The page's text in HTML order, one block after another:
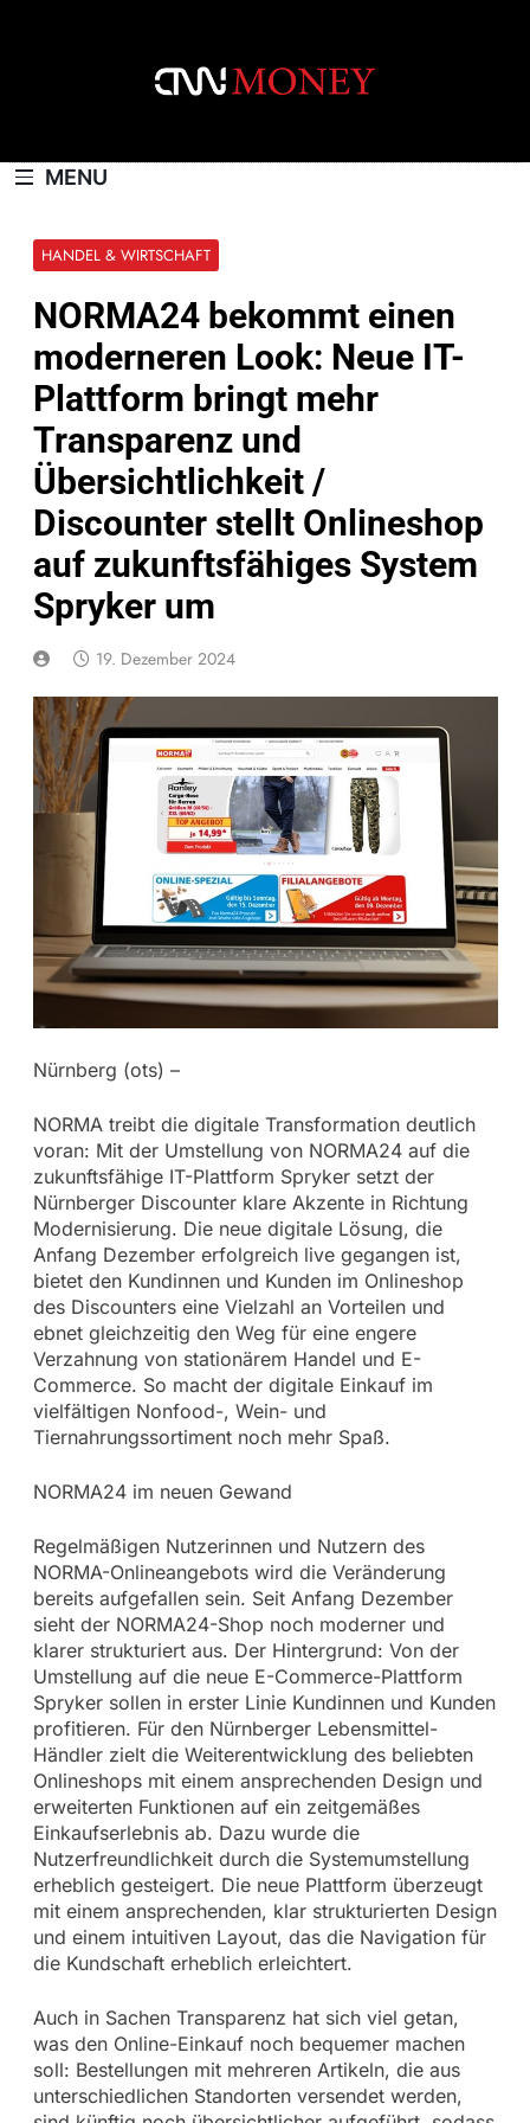
MENU
HANDEL & WIRTSCHAFT
NORMA24 bekommt einen
moderneren Look: Neue IT-
Plattform bringt mehr
Transparenz und
Übersichtlichkeit /
Discounter stellt Onlineshop
auf zukunftsfähiges System
Spryker um
19. Dezember 2024
Nürnberg (ots) –
NORMA treibt die digitale Transformation deutlich
voran: Mit der Umstellung von NORMA24 auf die
zukunftsfähige IT-Plattform Spryker setzt der
Nürnberger Discounter klare Akzente in Richtung
Modernisierung. Die neue digitale Lösung, die
Anfang Dezember erfolgreich live gegangen ist,
bietet den Kundinnen und Kunden im Onlineshop
des Discounters eine Vielzahl an Vorteilen und
ebnet gleichzeitig den Weg für eine engere
Verzahnung von stationärem Handel und E-
Commerce. So macht der digitale Einkauf im
vielfältigen Nonfood-, Wein- und
Tiernahrungssortiment noch mehr Spaß.
NORMA24 im neuen Gewand
Regelmäßigen Nutzerinnen und Nutzern des
NORMA-Onlineangebots wird die Veränderung
bereits aufgefallen sein. Seit Anfang Dezember
sieht der NORMA24-Shop noch moderner und
klarer strukturiert aus. Der Hintergrund: Von der
Umstellung auf die neue E-Commerce-Plattform
Spryker sollen in erster Linie Kundinnen und Kunden
profitieren. Für den Nürnberger Lebensmittel-
Händler zielt die Weiterentwicklung des beliebten
Onlineshops mit einem ansprechenden Design und
erweiterten Funktionen auf ein zeitgemäßes
Einkaufserlebnis ab. Dazu wurde die
Nutzerfreundlichkeit durch die Systemumstellung
erheblich gesteigert. Die neue Plattform überzeugt
mit einem ansprechenden, klar strukturierten Design
und einem intuitiven Layout, das die Navigation für
die Kundschaft erheblich erleichtert.
Auch in Sachen Transparenz hat sich viel getan,
was den Online-Einkauf noch bequemer machen
soll: Bestellungen mit mehreren Artikeln, die aus
unterschiedlichen Standorten versendet werden,